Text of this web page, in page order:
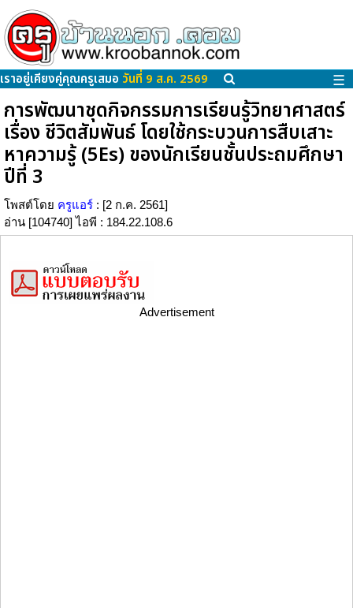
เราอยู่เคียงคู่คุณครูเสมอ วันที่ 9 ส.ค. 2569 ☰
การพัฒนาชุดกิจกรรมการเรียนรู้วิทยาศาสตร์
เรื่อง ชีวิตสัมพันธ์ โดยใช้กระบวนการสืบเสาะ
หาความรู้ (5Es) ของนักเรียนชั้นประถมศึกษา
ปีที่ 3
โพสต์โดย ครูแอร์ : [2 ก.ค. 2561]
อ่าน [104740] ไอพี : 184.22.108.6
Advertisement